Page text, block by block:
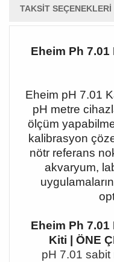
TAKSIT SEÇENEKLERI
Eheim Ph 7.01
Eheim pH 7.01
pH metre
ölçüm
kalibrasyon
nötr referans
akvaryum,
Eheim Ph 7.01
Kiti | ÖNE
pH 7.01 sabit